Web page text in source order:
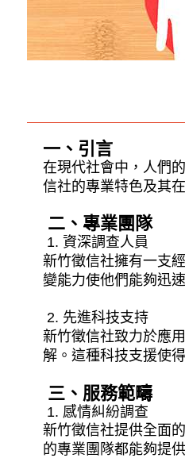
一、引言
在現代社會中，人們
信社的專業特色及其
二、專業團隊
1. 資深調查人員
新竹徵信社擁有一支
變能力使他們能夠迅
2. 先進科技支持
新竹徵信社致力於應
解。這種科技支援使
三、服務範疇
1. 感情糾紛調查
新竹徵信社提供全面
的專業團隊都能夠提